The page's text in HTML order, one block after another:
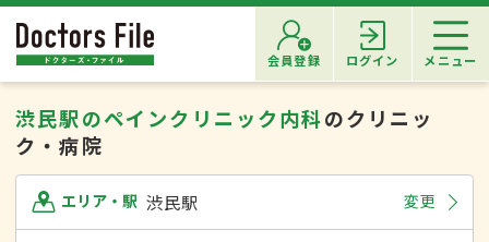
会員登録 ログイン メニュー
渋民駅のペインクリニック内科のクリニッ
ク・病院
エリア・駅 渋民駅 変更